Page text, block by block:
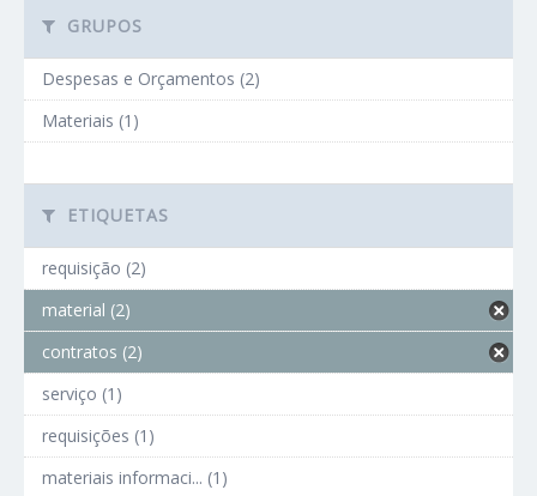
GRUPOS
Despesas e Orçamentos (2)
Materiais (1)
ETIQUETAS
requisição (2)
material (2)
contratos (2)
serviço (1)
requisições (1)
materiais informaci... (1)